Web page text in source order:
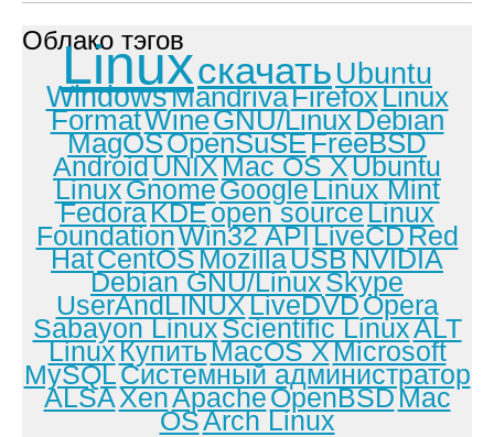
Облако тэгов
Linuxскачать Ubuntu
WindowsMandrivaFirefoxLinux
FormatWineGNU/LinuxDebian
MagOSOpenSuSEFreeBSD
AndroidUNIXMac OS XUbuntu
LinuxGnomeGoogleLinux Mint
FedoraKDEopen sourceLinux
FoundationWin32 APILiveCDRed
HatCentOSMozillaUSBNVIDIA
Debian GNU/LinuxSkype
UserAndLINUXLiveDVDOpera
Sabayon LinuxScientific LinuxALT
LinuxКупитьMacOS XMicrosoft
MySQLСистемный администратор
ALSAXenApacheOpenBSDMac
OSArch Linux